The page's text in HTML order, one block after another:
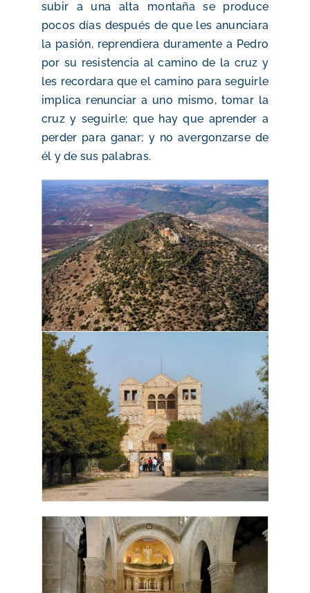
subir a una alta montaña se produce
pocos días después de que les anunciara
la pasión, reprendiera duramente a Pedro
por su resistencia al camino de la cruz y
les recordara que el camino para seguirle
implica renunciar a uno mismo, tomar la
cruz y seguirle; que hay que aprender a
perder para ganar; y no avergonzarse de
él y de sus palabras.